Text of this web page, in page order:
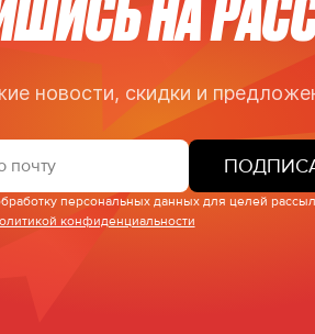
новости, скидки и
персональных данных для целей
конфиденциальности